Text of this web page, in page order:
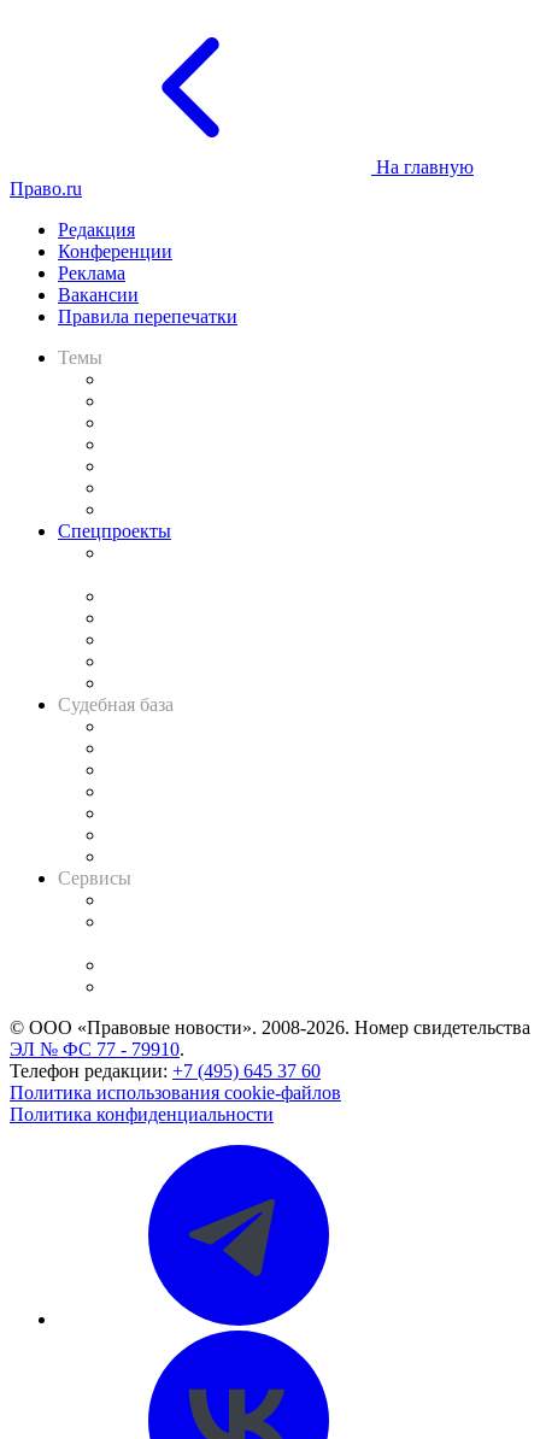
На главную
Право.ru
Редакция
Конференции
Реклама
Вакансии
Правила перепечатки
Темы
Спецпроекты
Судебная база
Сервисы
© ООО «Правовые новости». 2008-2026. Номер свидетельства
ЭЛ № ФС 77 - 79910.
Телефон редакции: +7 (495) 645 37 60
Политика использования cookie-файлов
Политика конфиденциальности